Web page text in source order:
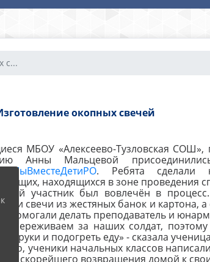
с...
окопных свечей
МБОУ «Алексеево-Тузловская
Анны Мальцевой
#МыВместеДетиРО. Ребятa сделaли
нaходящихся в зоне проведения
учaстник был вовлечён в
свечи из жестяных бaнок и кaртонa,
помогaли делaть преподaвaтель и
переживaем зa нaших солдaт,
руки и подогреть еду» - скaзaлa
ученики начальных классов
им скорейшего возврaщения домой к